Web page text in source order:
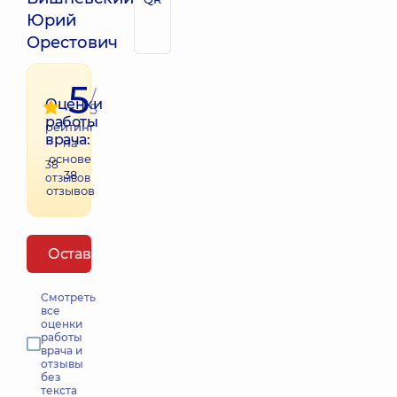
Юрий
Орестович
Оценки
работы
врача:
38
отзывов
5/
5
рейтинг
на
основе
38
отзывов
Оставить отзыв
Смотреть
все
оценки
работы
врача и
отзывы
без
текста